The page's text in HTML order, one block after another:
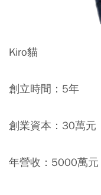
Kiro貓
創立時間：5年
創業資本：30萬元
年營收：5000萬元